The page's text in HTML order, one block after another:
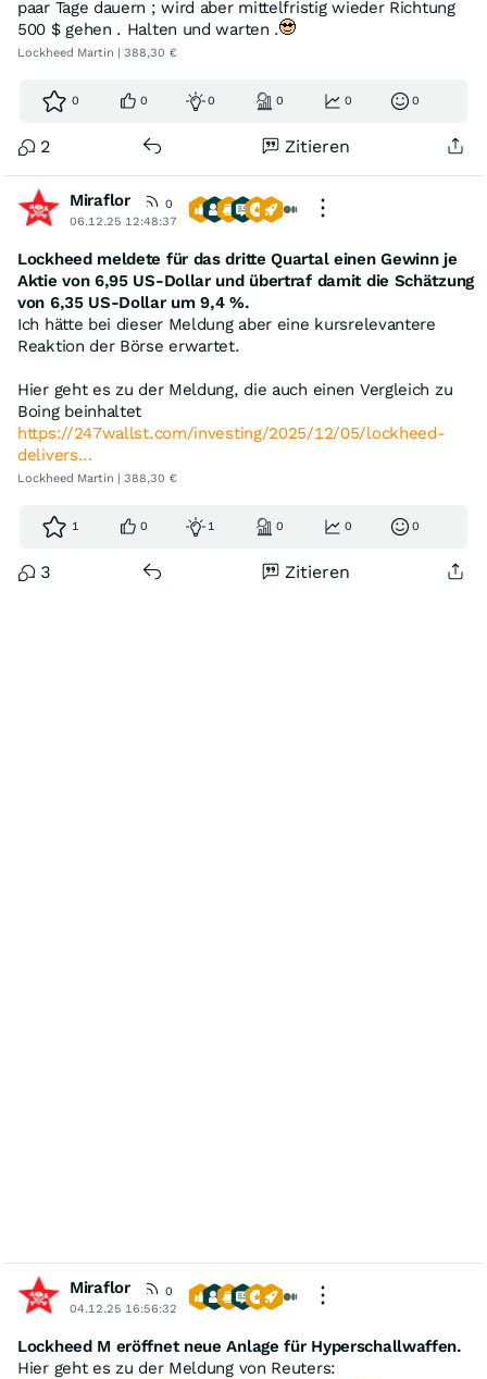
paar Tage dauern ; wird aber mittelfristig wieder Richtung
500 $ gehen . Halten und warten .
Lockheed Martin | 388,30 €
0 0 0 0 0 0
2 Zitieren
Miraflor
0
06.12.25 12:48:37
Lockheed meldete für das dritte Quartal einen Gewinn je
Aktie von 6,95 US-Dollar und übertraf damit die Schätzung
von 6,35 US-Dollar um 9,4 %.
Ich hätte bei dieser Meldung aber eine kursrelevantere
Reaktion der Börse erwartet.
Hier geht es zu der Meldung, die auch einen Vergleich zu
Boing beinhaltet
https://247wallst.com/investing/2025/12/05/lockheed-
delivers…
Lockheed Martin | 388,30 €
1 0 1 0 0 0
3 Zitieren
Miraflor
0
04.12.25 16:56:32
Lockheed M eröffnet neue Anlage für Hyperschallwaffen.
Hier geht es zu der Meldung von Reuters: